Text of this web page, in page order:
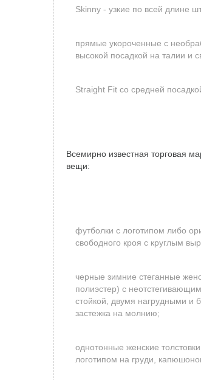
Skinny - узкие по всей длине
прямые укороченные с
высокой посадкой на талии и
Straight Fit со средней
Всемирно известная торговая
вещи:
футболки с логотипом либо
свободного кроя с круглым
черные зимние стеганные
полиэстер) с
стойкой, двумя нагрудными и
застежка на молнию;
однотонные женские
логотипом на груди,